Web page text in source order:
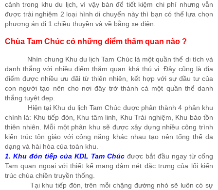
cảnh trong khu du lịch, vì vậy bàn để tiết kiệm chi phí nhưng vẫn
được trải nghiệm 2 loại hình di chuyển này thì bạn có thể lựa chọn
phương án đi 1 chiều thuyền và về bằng xe điện.
Chùa Tam Chúc có những điểm thăm quan nào ?
Nhìn chung Khu du lịch Tam Chúc là một quần thể di tích và
danh thắng với nhiều điểm thăm quan khá thú vị. Đây cũng là địa
điểm được nhiều ưu đãi từ thiên nhiên, kết hợp với sự đầu tư của
con người tạo nên cho nơi đây trở thành cả một quần thể danh
thắng tuyệt đẹp.
Hiện tại Khu du lịch Tam Chúc được phân thành 4 phân khu
chính là: Khu tiếp đón, Khu tâm linh, Khu Trải nghiệm, Khu bảo tồn
thiên nhiên. Mỗi một phân khu sẽ được xây dựng nhiều công trình
kiến trúc tôn giáo với công năng khác nhau tạo nên tổng thể đa
dạng và hài hòa của toàn khu.
1. Khu đón tiếp của KDL Tam Chúc được bắt đầu ngay từ cổng
Tam quan ngoại với thiết kế mang đậm nét đặc trưng của lối kiến
trúc chùa chiền truyền thống.
Tại khu tiếp đón, trên mỗi chặng đường nhỏ sẽ luôn có sự